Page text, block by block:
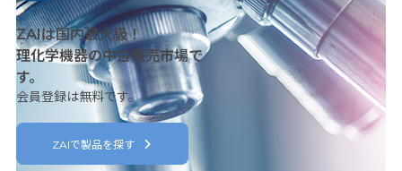
ZAIは国内最大級！
理化学機器の中古販売市場で
す。
会員登録は無料です。
ZAIで製品を探す